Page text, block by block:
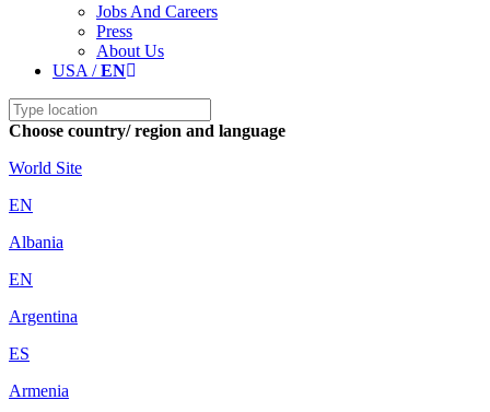
Jobs And Careers
Press
About Us
USA /EN
Choose country/ region and language
World Site
EN
Albania
EN
Argentina
ES
Armenia